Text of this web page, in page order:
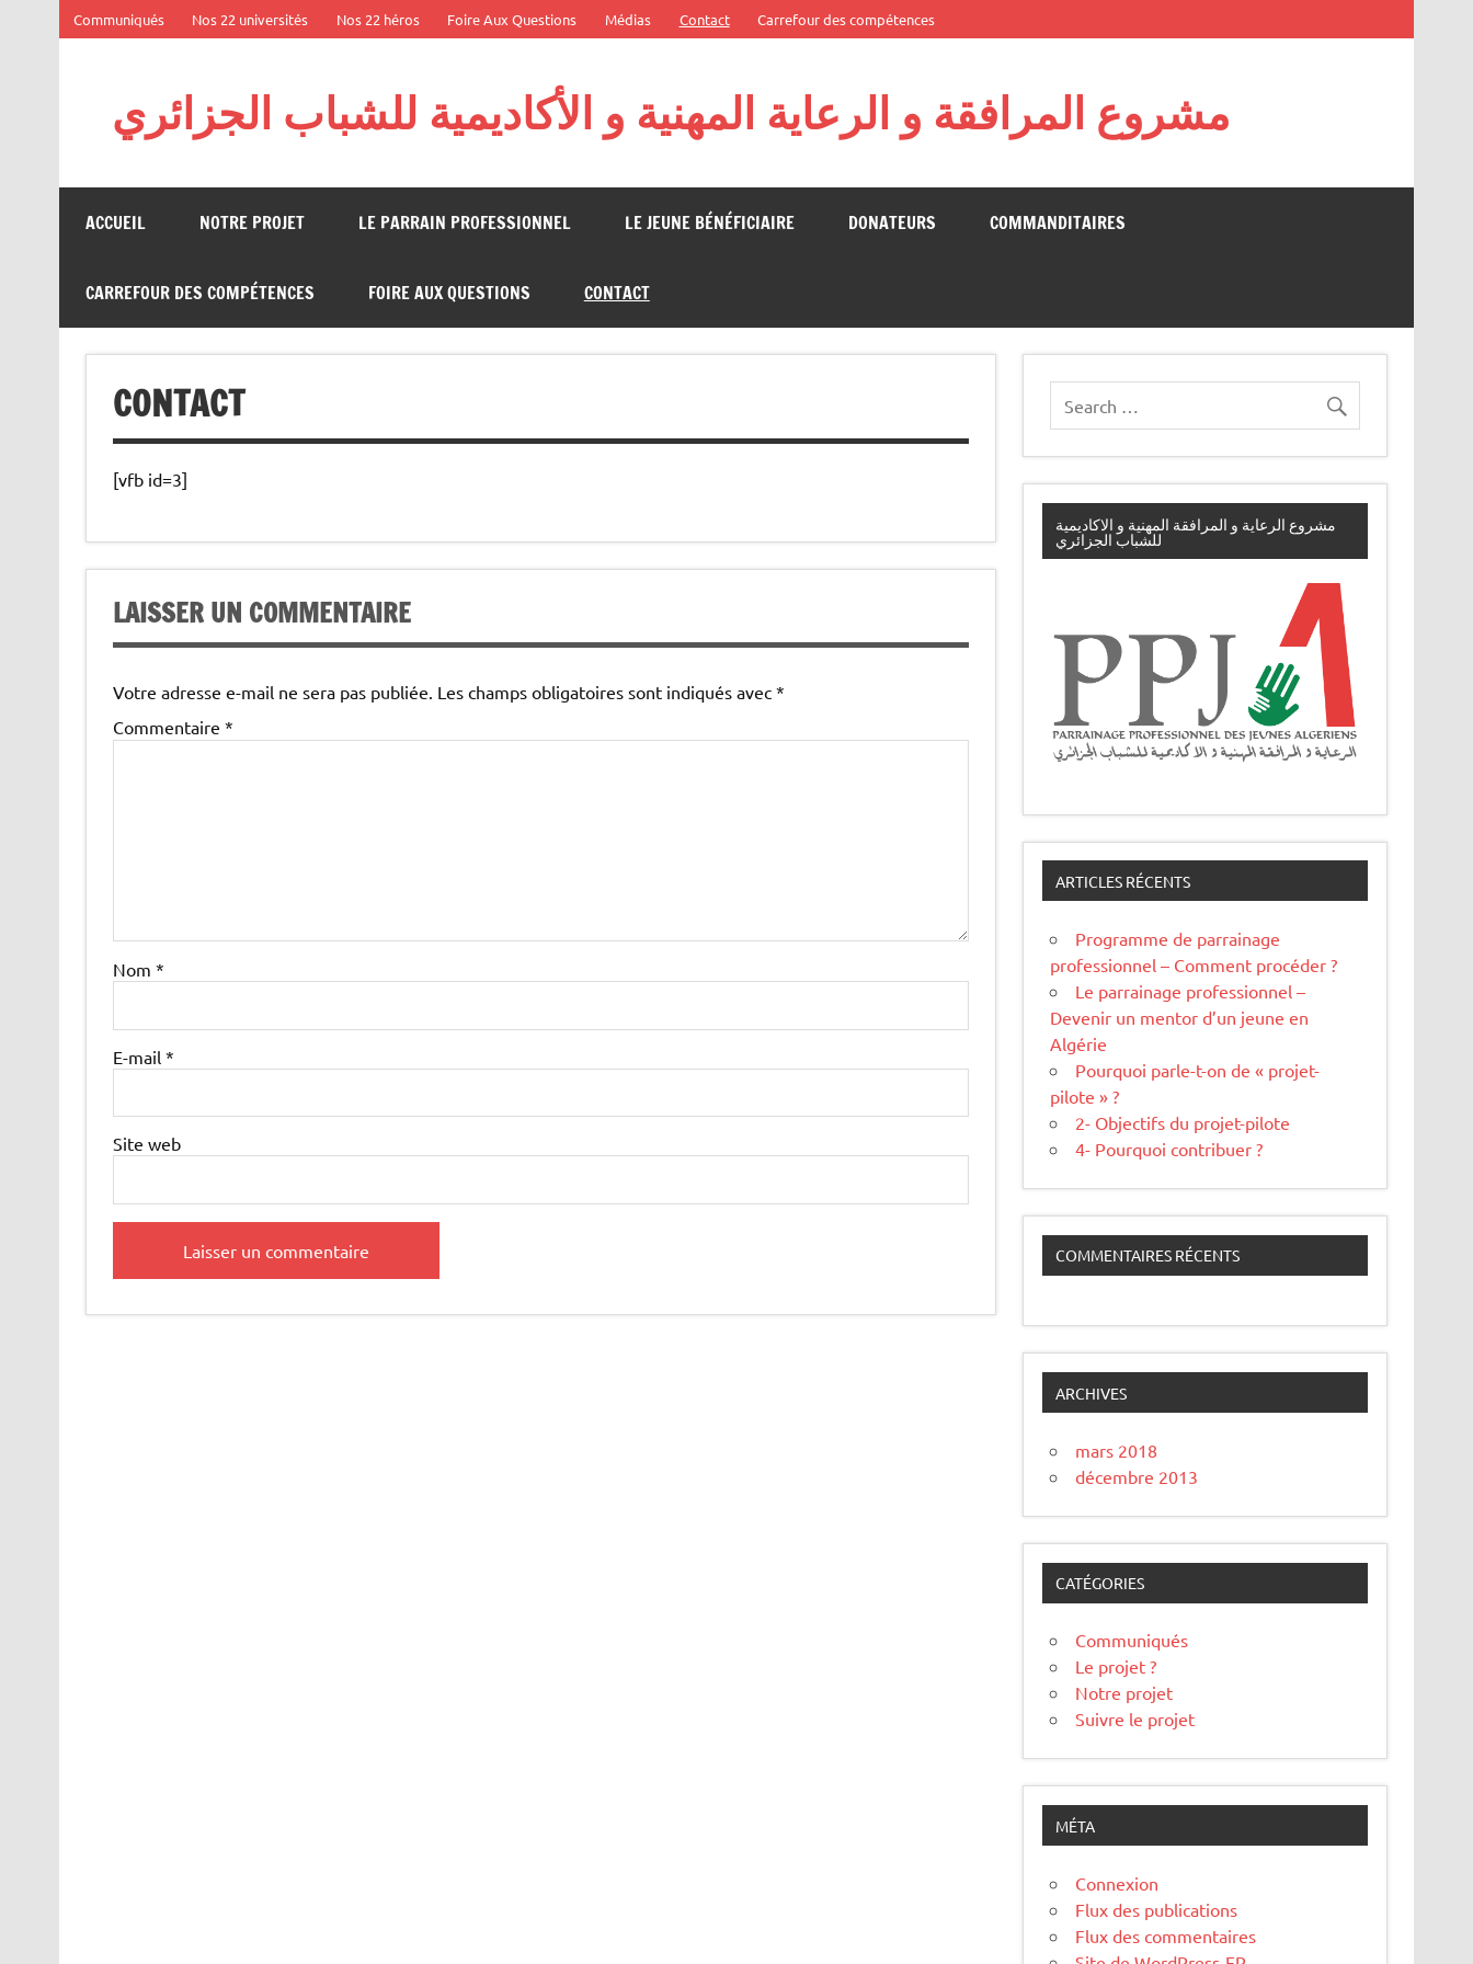
Communiqués Nos 22 universités Nos 22 héros Foire Aux Questions Médias Contact Carrefour des compétences
مشروع المرافقة و الرعاية المهنية و الأكاديمية للشباب الجزائري
ACCUEIL NOTRE PROJET LE PARRAIN PROFESSIONNEL LE JEUNE BÉNÉFICIAIRE DONATEURS COMMANDITAIRES
CARREFOUR DES COMPÉTENCES FOIRE AUX QUESTIONS CONTACT
CONTACT
[vfb id=3]
LAISSER UN COMMENTAIRE
Votre adresse e-mail ne sera pas publiée. Les champs obligatoires sont indiqués avec *
Commentaire *
Nom *
E-mail *
Site web
مشروع الرعاية و المرافقة المهنية و الاكاديمية
للشباب الجزائري
ARTICLES RÉCENTS
Programme de parrainage
professionnel – Comment procéder ?
Le parrainage professionnel –
Devenir un mentor d’un jeune en
Algérie
Pourquoi parle-t-on de « projet-
pilote » ?
2- Objectifs du projet-pilote
4- Pourquoi contribuer ?
COMMENTAIRES RÉCENTS
ARCHIVES
mars 2018
décembre 2013
CATÉGORIES
Communiqués
Le projet ?
Notre projet
Suivre le projet
MÉTA
Connexion
Flux des publications
Flux des commentaires